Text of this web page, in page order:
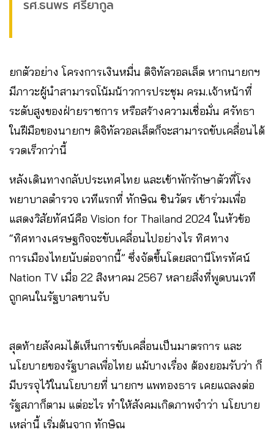
รศ.ธนพร ศรียากูล
ยกตัวอย่าง โครงการเงินหมื่น ดิจิทัลวอลเล็ต หากนายกฯ
มีภาวะผู้นำสามารถโน้มน้าวการประชุม ครม.เจ้าหน้าที่
ระดับสูงของฝ่ายราชการ หรือสร้างความเชื่อมั่น ศรัทธา
ในฝีมือของนายกฯ ดิจิทัลวอลเล็ตก็จะสามารถขับเคลื่อนได้
รวดเร็วกว่านี้
หลังเดินทางกลับประเทศไทย และเข้าพักรักษาตัวที่โรง
พยาบาลตำรวจ เวทีแรกที่ ทักษิณ ชินวัตร เข้าร่วมเพื่อ
แสดงวิสัยทัศน์คือ Vision for Thailand 2024 ในหัวข้อ
“ทิศทางเศรษฐกิจจะขับเคลื่อนไปอย่างไร ทิศทาง
การเมืองไทยนับต่อจากนี้” ซึ่งจัดขึ้นโดยสถานีโทรทัศน์
Nation TV เมื่อ 22 สิงหาคม 2567 หลายสิ่งที่พูดบนเวที
ถูกคนในรัฐบาลขานรับ
สุดท้ายสังคมได้เห็นการขับเคลื่อนเป็นมาตรการ และ
นโยบายของรัฐบาลเพื่อไทย แม้บางเรื่อง ต้องยอมรับว่า ก็
มีบรรจุไว้ในนโยบายที่ นายกฯ แพทองธาร เคยแถลงต่อ
รัฐสภาก็ตาม แต่อะไร ทำให้สังคมเกิดภาพจำว่า นโยบาย
เหล่านี้ เริ่มต้นจาก ทักษิณ